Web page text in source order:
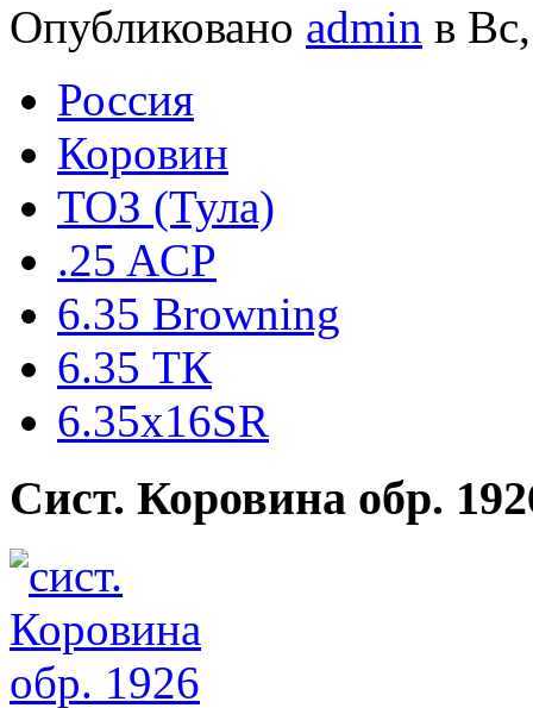
Опубликовано admin в
Росcия
Коровин
ТОЗ (Тула)
.25 ACP
6.35 Browning
6.35 ТК
6.35х16SR
Сист. Коровина обр.